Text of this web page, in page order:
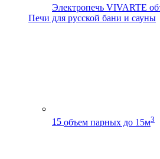
Электропечь VIVARTE
Печи для русской бани и сауны
15 объем парных до 15м3